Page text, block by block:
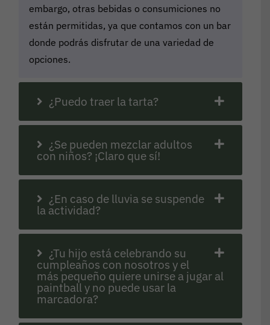
embargo, otras bebidas o consumiciones no
están permitidas, ya que contamos con un bar
donde podrás disfrutar de una variedad de
opciones.
¿Puedo traer la tarta?
¿Se pueden mezclar adultos
con niños? ¡Claro que sí!
¿En caso de lluvia se suspende
la actividad?
¿Tu hijo está celebrando su
cumpleaños con nosotros y el
más pequeño quiere unirse a jugar al
paintball y no puede usar la
marcadora?